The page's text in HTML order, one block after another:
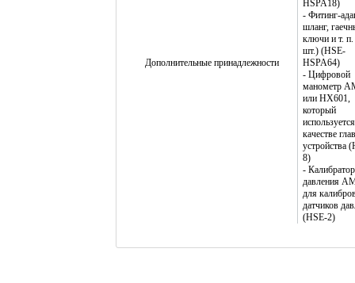
Дополнительные принадлежности
HSPA18)
- Фитинг-
шланг,
ключи и т.
шт.) (HSE-
HSPA64)
- Цифровой
манометр
или HX601,
который
качестве
устройства
8)
- Калибратор
давления
для
датчиков
(HSE-2)